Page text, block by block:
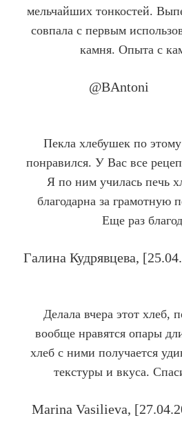
мельчайших тонкостей.
совпала с первым
камня. Опыта с
@BAntoni
Пекла хлебушек по
понравился. У Вас все
Я по ним училась печь
благодарна за грамотную
Еще раз
Галина Кудрявцева,
Делала вчера этот хлеб,
вообще нравятся опары
хлеб с ними получается
текстуры и вкуса.
Marina Vasilieva,